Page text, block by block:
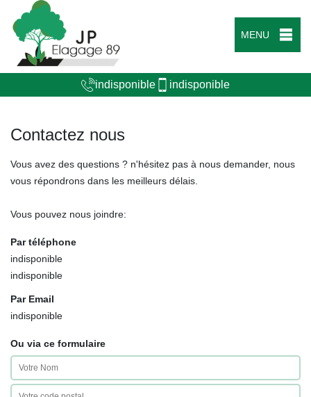
MENU
indisponible indisponible
Contactez nous
Vous avez des questions ? n'hésitez pas à nous demander, nous
vous répondrons dans les meilleurs délais.
Vous pouvez nous joindre:
Par téléphone
indisponible
indisponible
Par Email
indisponible
Ou via ce formulaire